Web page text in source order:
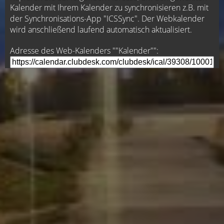
Kalender mit Ihrem Kalender zu synchronisieren z.B. mit
der Synchronisations-App "ICSSync". Der Webkalender
wird anschließend laufend automatisch aktualisiert.
Adresse des Web-Kalenders ""Kalender"":